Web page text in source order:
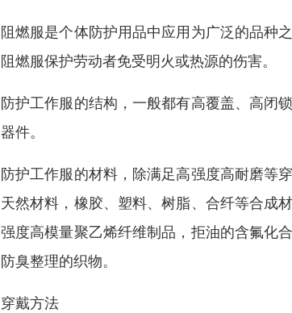
阻燃服是个体防护用品中应用为广泛的品种
阻燃服保护劳动者免受明火或热源的伤害。
防护工作服的结构，一般都有高覆盖、高闭
器件。
防护工作服的材料，除满足高强度高耐磨等
天然材料，橡胶、塑料、树脂、合纤等合成
强度高模量聚乙烯纤维制品，拒油的含氟化
防臭整理的织物。
穿戴方法